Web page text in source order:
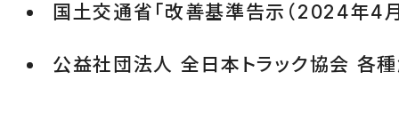
国土交通省「改善基準告示（2024年4月
公益社団法人 全日本トラック協会 各